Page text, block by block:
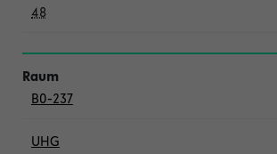
48
B0-237
UHG